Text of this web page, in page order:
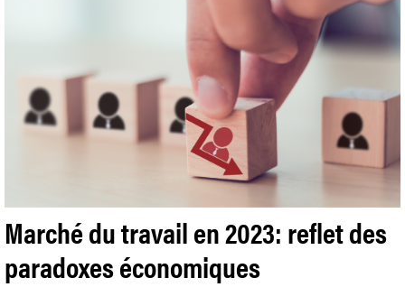
Marché du travail en 2023: reflet des
paradoxes économiques